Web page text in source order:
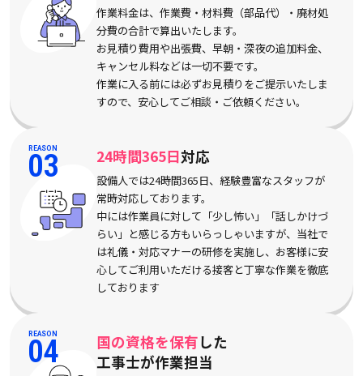
作業料金は、作業費・材料費（部品代）・廃材処
分費の合計で算出いたします。
お見積り費用や出張費、早朝・深夜の追加料金、
キャンセル料などは一切不要です。
作業に入る前には必ずお見積りをご提示いたしま
すので、安心してご相談・ご依頼ください。
REASON
03 24時間365日対応
設備人では24時間365日、経験豊富なスタッフが
常時対応しております。
中には作業員に対して「少し怖い」「話しかけづ
らい」と感じる方もいらっしゃいますが、当社で
は礼儀・対応マナーの研修を実施し、お客様に安
心してご利用いただける接客と丁寧な作業を徹底
しております
REASON
04 国の資格を保有した
工事士が作業担当